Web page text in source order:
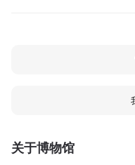
关于博物馆